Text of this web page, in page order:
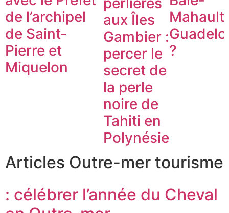
de l’archipel
de Saint-
Pierre et
Miquelon
aux Îles
Gambier :
percer le
secret de
la perle
noire de
Tahiti en
Polynésie
Mahault
?
Articles Outre-mer tourisme
: célébrer l’année du Cheval